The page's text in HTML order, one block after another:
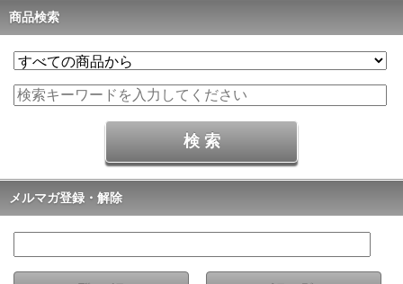
商品検索
メルマガ登録・解除